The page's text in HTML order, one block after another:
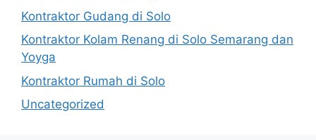
Kontraktor Gudang di Solo
Kontraktor Kolam Renang di Solo Semarang dan
Yoyga
Kontraktor Rumah di Solo
Uncategorized